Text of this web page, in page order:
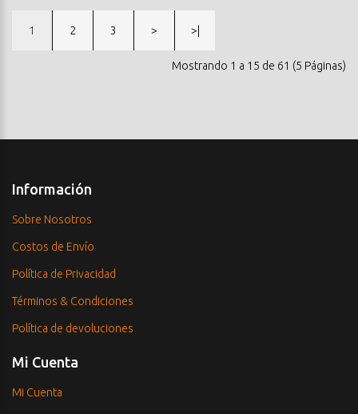
1 2 3 > >|
Mostrando 1 a 15 de 61 (5 Páginas)
Información
Sobre Nosotros
Costos de Envío
Política de Privacidad
Términos & Condiciones
Política de devoluciones
Mi Cuenta
Mi Cuenta